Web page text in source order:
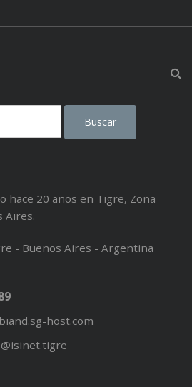
hace 20 años en Tigre, Zona
Aires.
- Buenos Aires - Argentina
host.com